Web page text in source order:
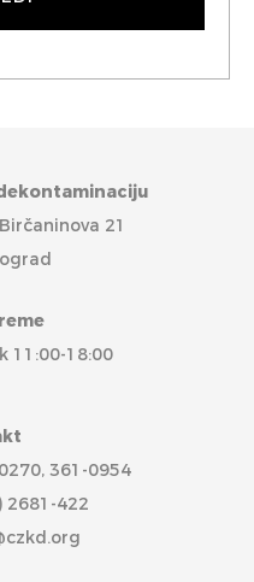
21
11:00-18:00
361-0954
2681-422